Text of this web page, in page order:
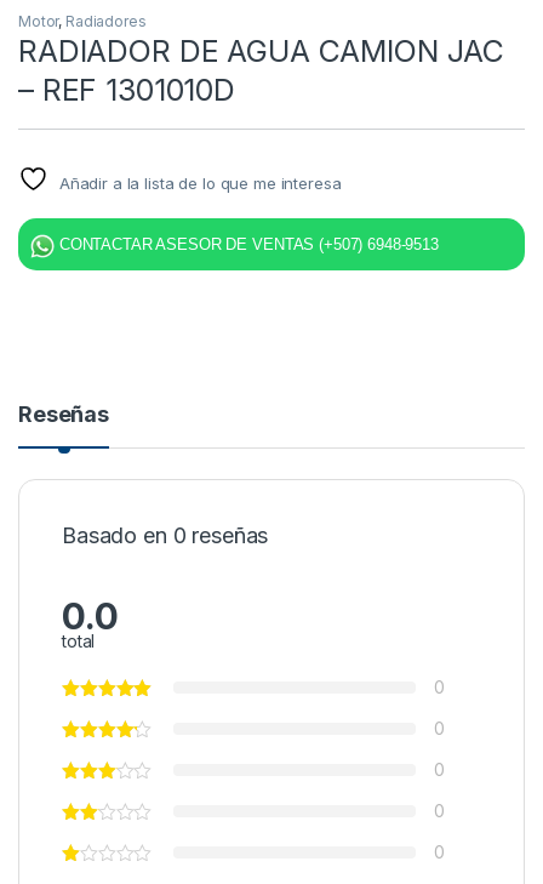
Motor, Radiadores
RADIADOR DE AGUA CAMION JAC
– REF 1301010D
Añadir a la lista de lo que me interesa
CONTACTAR ASESOR DE VENTAS (+507) 6948-9513
Reseñas
Basado en 0 reseñas
0.0
total
0
0
0
0
0